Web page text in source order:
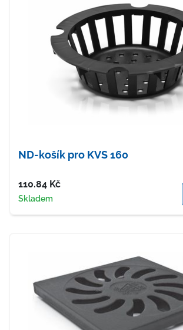
ND-košík pro KVS 160
Cena
110.84 Kč
Dostupnost
Skladem